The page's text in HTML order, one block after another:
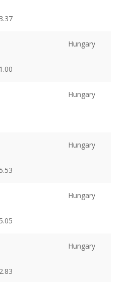
Hungary
Hungary
Hungary
Hungary
Hungary